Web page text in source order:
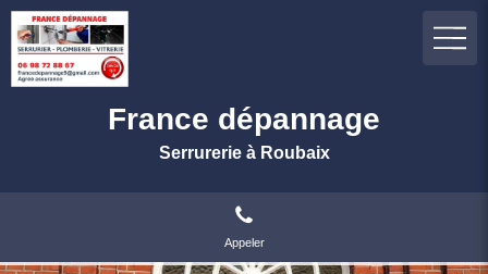
France dépannage
Serrurerie à Roubaix
Appeler